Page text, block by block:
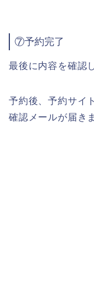
⑦予約完了
最後に内容を確認
予約後、予約サイ
確認メールが届き